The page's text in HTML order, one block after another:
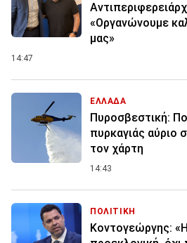
«Οργανώνουμε
μας»
14:47
ΕΛΛΑΔΑ
Πυροσβεστική:
πυρκαγιάς αύριο
τον χάρτη
14:43
ΠΟΛΙΤΙΚΗ
Κοντογεώργης: